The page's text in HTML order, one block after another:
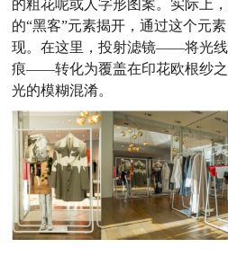
的粗花呢或人字形图案。实际上
的“黑客”元素揭开，通过这个元
现。在这里，投射滤镜——将光
痕——转化为覆盖在印花欧根纱
光的模糊混淆。